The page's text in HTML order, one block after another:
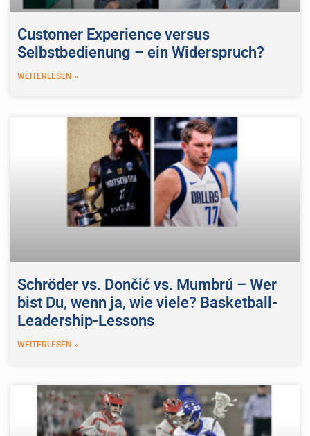
Customer Experience versus
Selbstbedienung – ein Widerspruch?
WEITERLESEN »
Schröder vs. Dončić vs. Mumbrú – Wer
bist Du, wenn ja, wie viele? Basketball-
Leadership-Lessons
WEITERLESEN »